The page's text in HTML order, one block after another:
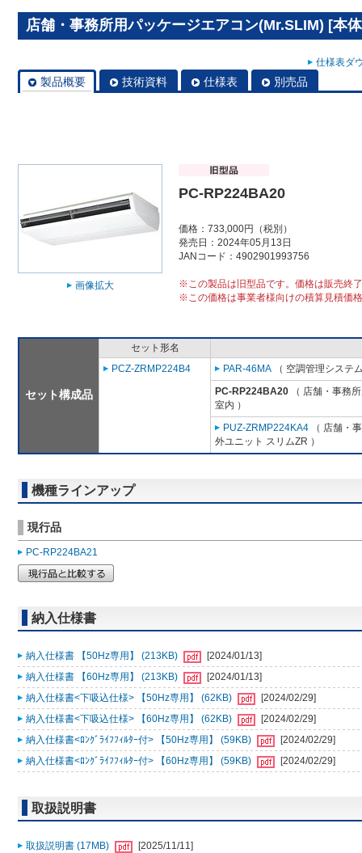
店舗・事務所用パッケージエアコン(Mr.SLIM) [本
仕様表ダ
製品概要 技術資料 仕様表 別売品
画像拡大
PC-RP224BA20
価格：733,000円（税別）
発売日：2024年05月13日
JANコード：4902901993756
※この製品は旧型品です。価格は販売終
※この価格は事業者様向けの積算見積価
セット構成品
セット形名
PCZ-ZRMP224B4
PAR-46MA （ 空調管理システ
PC-RP224BA20 （ 店舗・事務
室内 ）
PUZ-ZRMP224KA4 （ 店舗・
外ユニット スリムZR ）
機種ラインアップ
現行品
PC-RP224BA21
納入仕様書
納入仕様書 【50Hz専用】 (213KB)
[2024/01/13]
納入仕様書 【60Hz専用】 (213KB)
[2024/01/13]
納入仕様書<下吸込仕様> 【50Hz専用】 (62KB)
[2024/02/29]
納入仕様書<下吸込仕様> 【60Hz専用】 (62KB)
[2024/02/29]
納入仕様書<ﾛﾝｸﾞﾗｲﾌﾌｨﾙﾀｰ付> 【50Hz専用】 (59KB)
[2024/02/29]
納入仕様書<ﾛﾝｸﾞﾗｲﾌﾌｨﾙﾀｰ付> 【60Hz専用】 (59KB)
[2024/02/29]
取扱説明書
取扱説明書 (17MB) [2025/11/11]